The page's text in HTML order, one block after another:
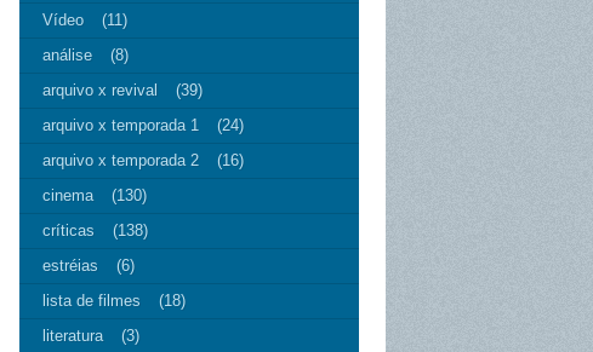
Vídeo
(11)
análise
(8)
arquivo x revival
(39)
arquivo x temporada 1
(24)
arquivo x temporada 2
(16)
cinema
(130)
críticas
(138)
estréias
(6)
lista de filmes
(18)
literatura
(3)